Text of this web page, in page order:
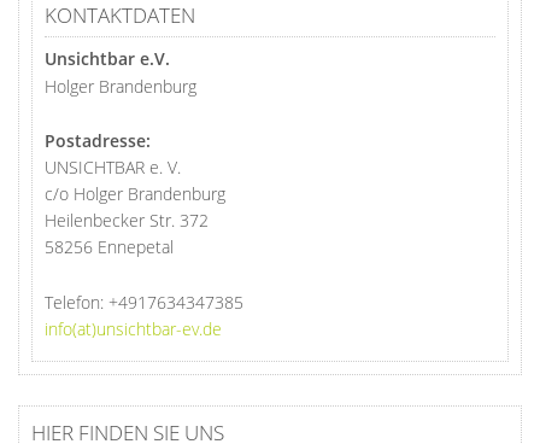
KONTAKTDATEN
Unsichtbar e.V.
Holger Brandenburg
Postadresse:
UNSICHTBAR e. V.
c/o Holger Brandenburg
Heilenbecker Str. 372
58256 Ennepetal
Telefon: +4917634347385
info(at)unsichtbar-ev.de
HIER FINDEN SIE UNS